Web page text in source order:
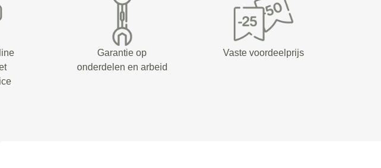
Garantie op
onderdelen en arbeid
Vaste voordeelprijs